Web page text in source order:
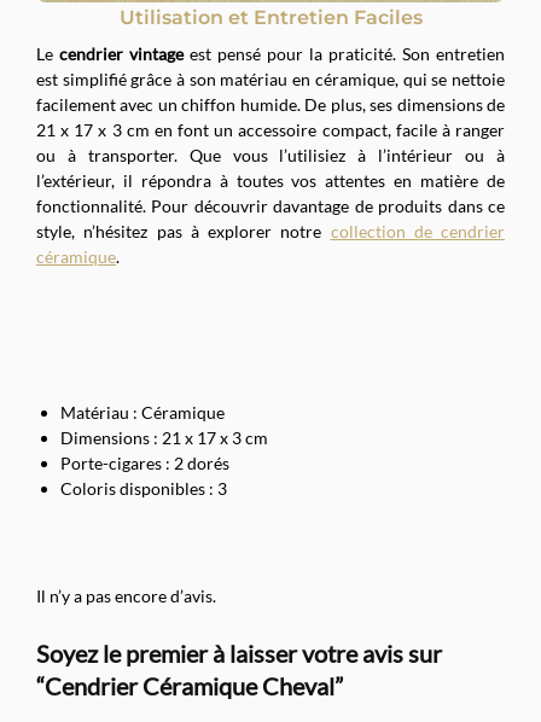
Utilisation et Entretien Faciles
Le cendrier vintageest pensé pour la praticité. Son entretien
est simplifié grâce à son matériau en céramique, qui se nettoie
facilement avec un chiffon humide. De plus, ses dimensions de
21 x 17 x 3 cm en font un accessoire compact, facile à ranger
ou à transporter. Que vous l’utilisiez à l’intérieur ou à
l’extérieur, il répondra à toutes vos attentes en matière de
fonctionnalité. Pour découvrir davantage de produits dans ce
style, n’hésitez pas à explorer notre collection de cendrier
céramique.
Matériau : Céramique
Dimensions : 21 x 17 x 3 cm
Porte-cigares : 2 dorés
Coloris disponibles : 3
Il n’y a pas encore d’avis.
Soyez le premier à laisser votre avis sur
“Cendrier Céramique Cheval”